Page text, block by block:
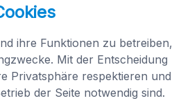
ihre Funktionen zu betreiben,
Mit der Entscheidung
Privatsphäre respektieren und
der Seite notwendig sind.